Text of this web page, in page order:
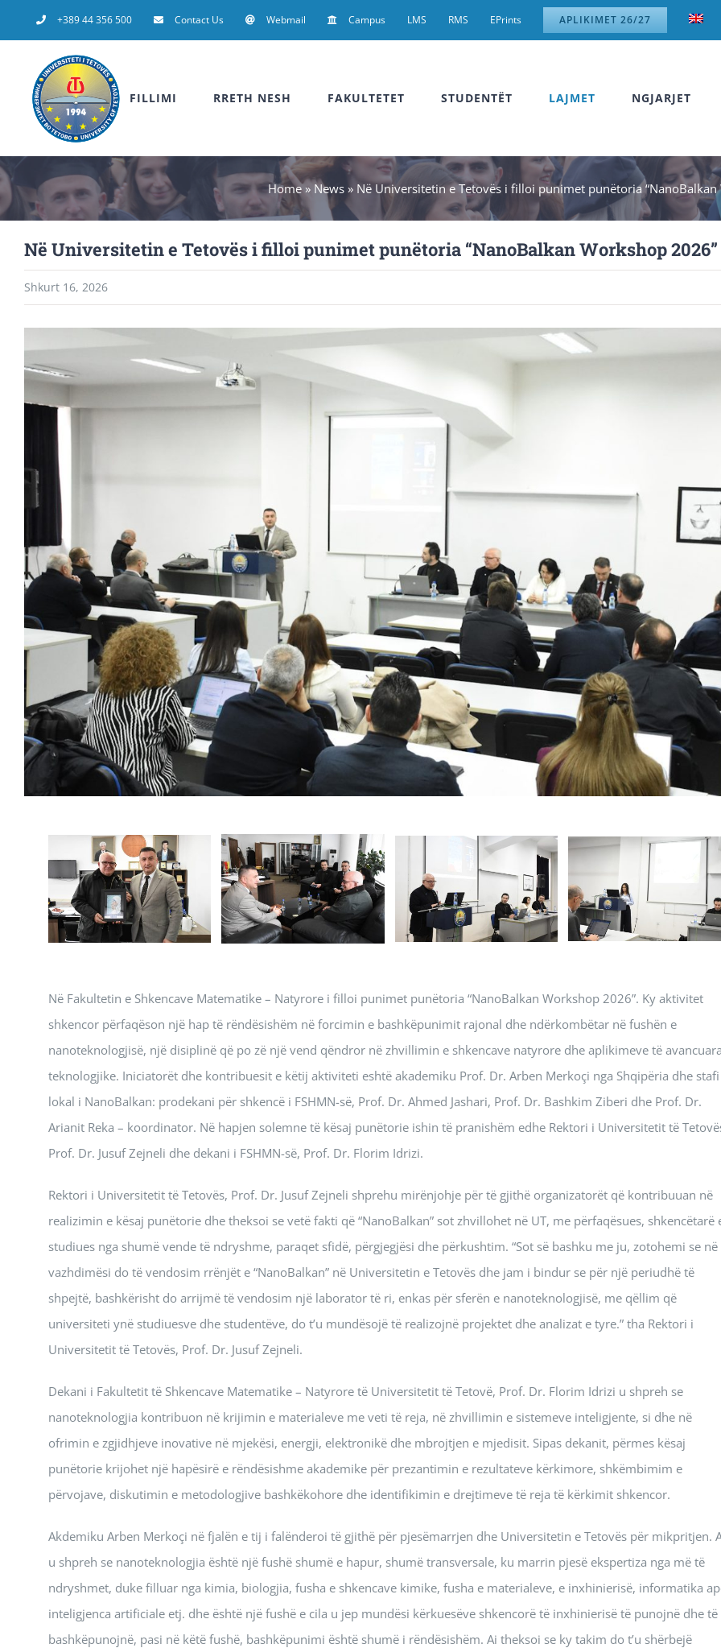
to
+389 44 356 500 Contact Us Webmail Campus LMS RMS EPrints APLIKIMET 26/27
FILLIMI RRETH NESH FAKULTETET STUDENTËT LAJMET NGJARJET
Home» News » Në Universitetin e Tetovës i filloi punimet punëtoria “NanoBalkan
Në Universitetin e Tetovës i filloi punimet punëtoria “NanoBalkan Workshop 2026”
Shkurt 16, 2026
Larger
Në Fakultetin e Shkencave Matematike – Natyrore i filloi punimet punëtoria “NanoBalkan Workshop 2026”. Ky aktivitet
shkencor përfaqëson një hap të rëndësishëm në forcimin e bashkëpunimit rajonal dhe ndërkombëtar në fushën e
nanoteknologjisë, një disiplinë që po zë një vend qëndror në zhvillimin e shkencave natyrore dhe aplikimeve të
teknologjike. Iniciatorët dhe kontribuesit e këtij aktiviteti eshtë akademiku Prof. Dr. Arben Merkoçi nga Shqipëria dhe stafi
lokal i NanoBalkan: prodekani për shkencë i FSHMN-së, Prof. Dr. Ahmed Jashari, Prof. Dr. Bashkim Ziberi dhe Prof. Dr.
Arianit Reka – koordinator. Në hapjen solemne të kësaj punëtorie ishin të pranishëm edhe Rektori i Universitetit të
Prof. Dr. Jusuf Zejneli dhe dekani i FSHMN-së, Prof. Dr. Florim Idrizi.
Rektori i Universitetit të Tetovës, Prof. Dr. Jusuf Zejneli shprehu mirënjohje për të gjithë organizatorët që kontribuuan në
realizimin e kësaj punëtorie dhe theksoi se vetë fakti që “NanoBalkan” sot zhvillohet në UT, me përfaqësues, shkencëtarë
studiues nga shumë vende të ndryshme, paraqet sfidë, përgjegjësi dhe përkushtim. “Sot së bashku me ju, zotohemi se në
vazhdimësi do të vendosim rrënjët e “NanoBalkan” në Universitetin e Tetovës dhe jam i bindur se për një periudhë të
shpejtë, bashkërisht do arrijmë të vendosim një laborator të ri, enkas për sferën e nanoteknologjisë, me qëllim që
universiteti ynë studiuesve dhe studentëve, do t’u mundësojë të realizojnë projektet dhe analizat e tyre.” tha Rektori i
Universitetit të Tetovës, Prof. Dr. Jusuf Zejneli.
Dekani i Fakultetit të Shkencave Matematike – Natyrore të Universitetit të Tetovë, Prof. Dr. Florim Idrizi u shpreh se
nanoteknologjia kontribuon në krijimin e materialeve me veti të reja, në zhvillimin e sistemeve inteligjente, si dhe në
ofrimin e zgjidhjeve inovative në mjekësi, energji, elektronikë dhe mbrojtjen e mjedisit. Sipas dekanit, përmes kësaj
punëtorie krijohet një hapësirë e rëndësishme akademike për prezantimin e rezultateve kërkimore, shkëmbimim e
përvojave, diskutimin e metodologjive bashkëkohore dhe identifikimin e drejtimeve të reja të kërkimit shkencor.
Akdemiku Arben Merkoçi në fjalën e tij i falënderoi të gjithë për pjesëmarrjen dhe Universitetin e Tetovës për mikpritjen.
u shpreh se nanoteknologjia është një fushë shumë e hapur, shumë transversale, ku marrin pjesë ekspertiza nga më të
ndryshmet, duke filluar nga kimia, biologjia, fusha e shkencave kimike, fusha e materialeve, e inxhinierisë, informatika
inteligjenca artificiale etj. dhe është një fushë e cila u jep mundësi kërkuesëve shkencorë të inxhinierisë të punojnë dhe të
bashkëpunojnë, pasi në këtë fushë, bashkëpunimi është shumë i rëndësishëm. Ai theksoi se ky takim do t’u shërbejë